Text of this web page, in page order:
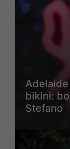
bikini:
Stefano